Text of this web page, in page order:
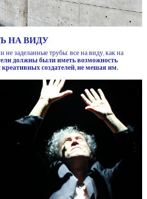
НА ВИДУ
не заделанные трубы: все на виду, как на
должны были иметь возможность
креативных создателей, не мешая им.